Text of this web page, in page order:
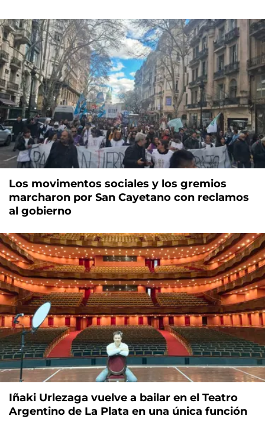
Los movimentos sociales y los gremios
marcharon por San Cayetano con reclamos
al gobierno
Iñaki Urlezaga vuelve a bailar en el Teatro
Argentino de La Plata en una única función